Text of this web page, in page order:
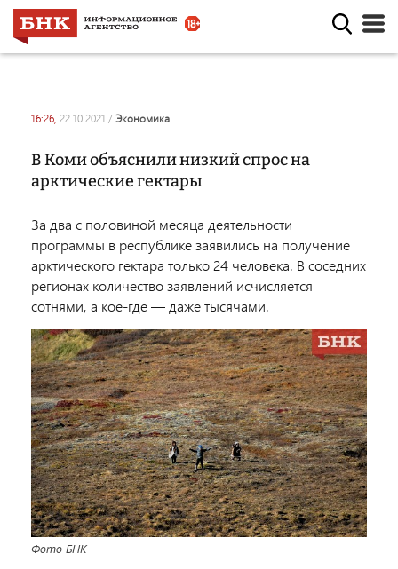
16:26, 22.10.2021 / экономика
В Коми объяснили низкий спрос на
арктические гектары
За два с половиной месяца деятельности
программы в республике заявились на получение
арктического гектара только 24 человека. В соседних
регионах количество заявлений исчисляется
сотнями, а кое-где — даже тысячами.
Фото БНК